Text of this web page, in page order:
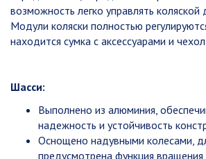
возможность легко управлять
Модули коляски полностью
находится сумка с аксессуарами и
Шасси:
Выполнено из алюминия,
надежность и устойчивость
Оснощено надувными колесами,
предусмотрена функция